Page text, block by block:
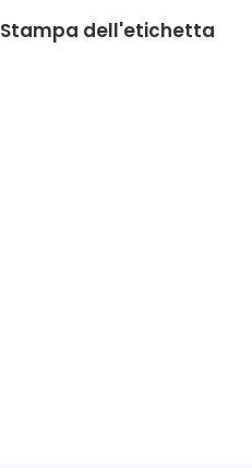
Stampa dell'etichetta